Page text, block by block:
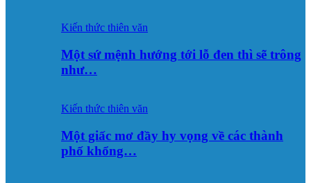
Kiến thức thiên văn
Một sứ mệnh hướng tới lỗ đen thì sẽ trông
như…
Kiến thức thiên văn
Một giấc mơ đầy hy vọng về các thành
phố khổng…